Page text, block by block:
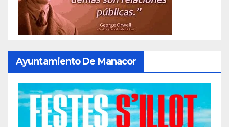
Ayuntamiento De Manacor